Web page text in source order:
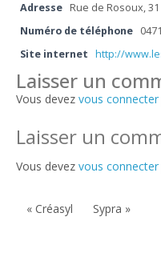
Adresse Rue de Rosoux,
Numéro de téléphone
Site internet http://
Laisser un
Vous devez vous connecter
Laisser un
Vous devez vous connecter
« Créasyl Sypra »